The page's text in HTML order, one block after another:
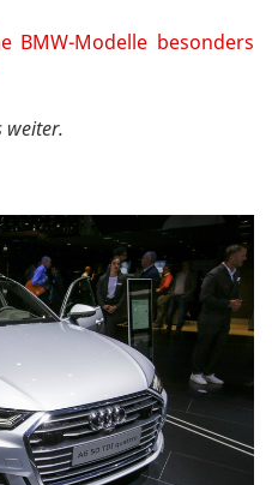
BMW-Modelle besonders
weiter.